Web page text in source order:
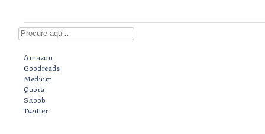
Digite aqui
Amazon
Goodreads
Medium
Quora
Skoob
Twitter